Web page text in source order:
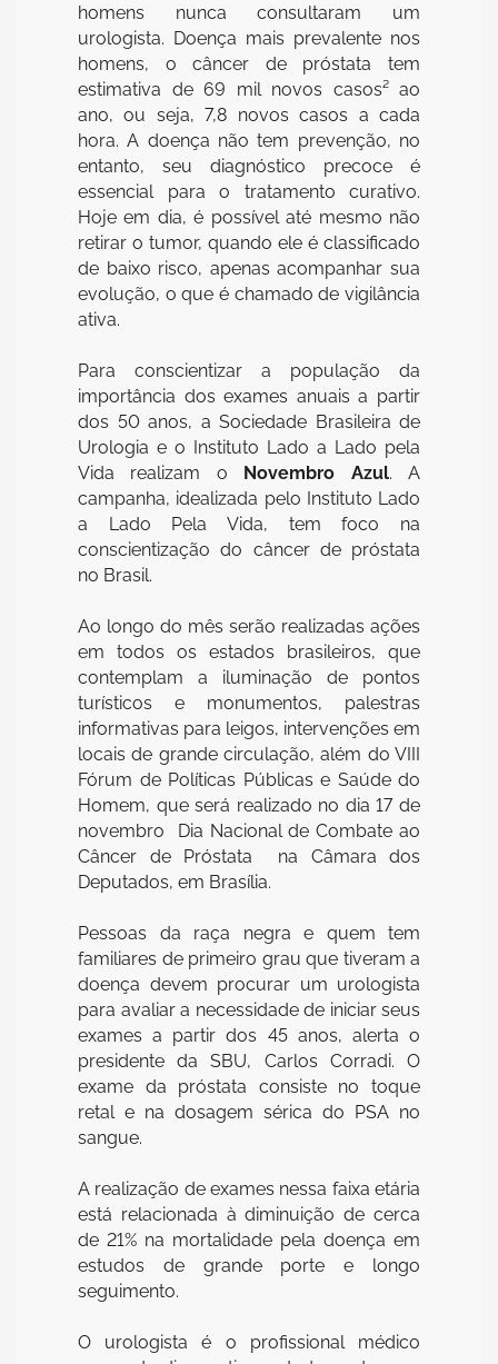
homens nunca consultaram um
urologista. Doença mais prevalente nos
homens, o câncer de próstata tem
estimativa de 69 mil novos casos² ao
ano, ou seja, 7,8 novos casos a cada
hora. A doença não tem prevenção, no
entanto, seu diagnóstico precoce é
essencial para o tratamento curativo.
Hoje em dia, é possível até mesmo não
retirar o tumor, quando ele é classificado
de baixo risco, apenas acompanhar sua
evolução, o que é chamado de vigilância
ativa.
Para conscientizar a população da
importância dos exames anuais a partir
dos 50 anos, a Sociedade Brasileira de
Urologia e o Instituto Lado a Lado pela
Vida realizam o Novembro Azul. A
campanha, idealizada pelo Instituto Lado
a Lado Pela Vida, tem foco na
conscientização do câncer de próstata
no Brasil.
Ao longo do mês serão realizadas ações
em todos os estados brasileiros, que
contemplam a iluminação de pontos
turísticos e monumentos, palestras
informativas para leigos, intervenções em
locais de grande circulação, além do VIII
Fórum de Políticas Públicas e Saúde do
Homem, que será realizado no dia 17 de
novembro  Dia Nacional de Combate ao
Câncer de Próstata  na Câmara dos
Deputados, em Brasília.
Pessoas da raça negra e quem tem
familiares de primeiro grau que tiveram a
doença devem procurar um urologista
para avaliar a necessidade de iniciar seus
exames a partir dos 45 anos, alerta o
presidente da SBU, Carlos Corradi. O
exame da próstata consiste no toque
retal e na dosagem sérica do PSA no
sangue.
A realização de exames nessa faixa etária
está relacionada à diminuição de cerca
de 21% na mortalidade pela doença em
estudos de grande porte e longo
seguimento.
O urologista é o profissional médico